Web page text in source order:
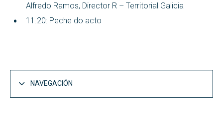
Alfredo Ramos, Director R – Territorial Galicia
11.20: Peche do acto
NAVEGACIÓN